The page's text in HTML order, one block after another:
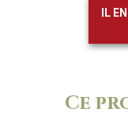
IL
Ce